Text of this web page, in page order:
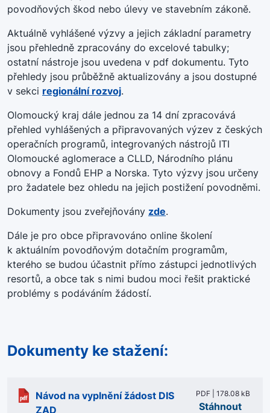
povodňových škod nebo úlevy ve stavebním zákoně.
Aktuálně vyhlášené výzvy a jejich základní parametry
jsou přehledně zpracovány do excelové tabulky;
ostatní nástroje jsou uvedena v pdf dokumentu. Tyto
přehledy jsou průběžně aktualizovány a jsou dostupné
v sekci regionální rozvoj.
Olomoucký kraj dále jednou za 14 dní zpracovává
přehled vyhlášených a připravovaných výzev z českých
operačních programů, integrovaných nástrojů ITI
Olomoucké aglomerace a CLLD, Národního plánu
obnovy a Fondů EHP a Norska. Tyto výzvy jsou určeny
pro žadatele bez ohledu na jejich postižení povodněmi.
Dokumenty jsou zveřejňovány zde.
Dále je pro obce připravováno online školení
k aktuálním povodňovým dotačním programům,
kterého se budou účastnit přímo zástupci jednotlivých
resortů, a obce tak s nimi budou moci řešit praktické
problémy s podáváním žádostí.
Dokumenty ke stažení:
Návod na vyplnění žádost DIS
ZAD
PDF | 178.08 kB
Stáhnout